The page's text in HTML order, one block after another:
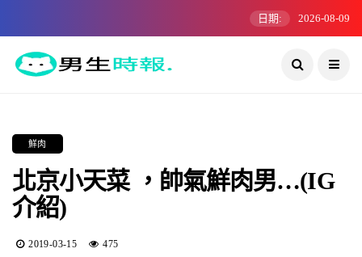
日期: 2026-08-09
鮮肉
北京小天菜 ，帥氣鮮肉男…(IG
介紹)
2019-03-15 475